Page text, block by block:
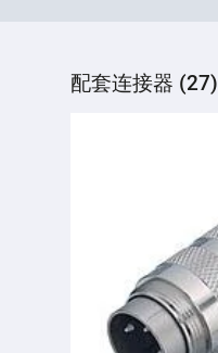
配套连接器 (27)